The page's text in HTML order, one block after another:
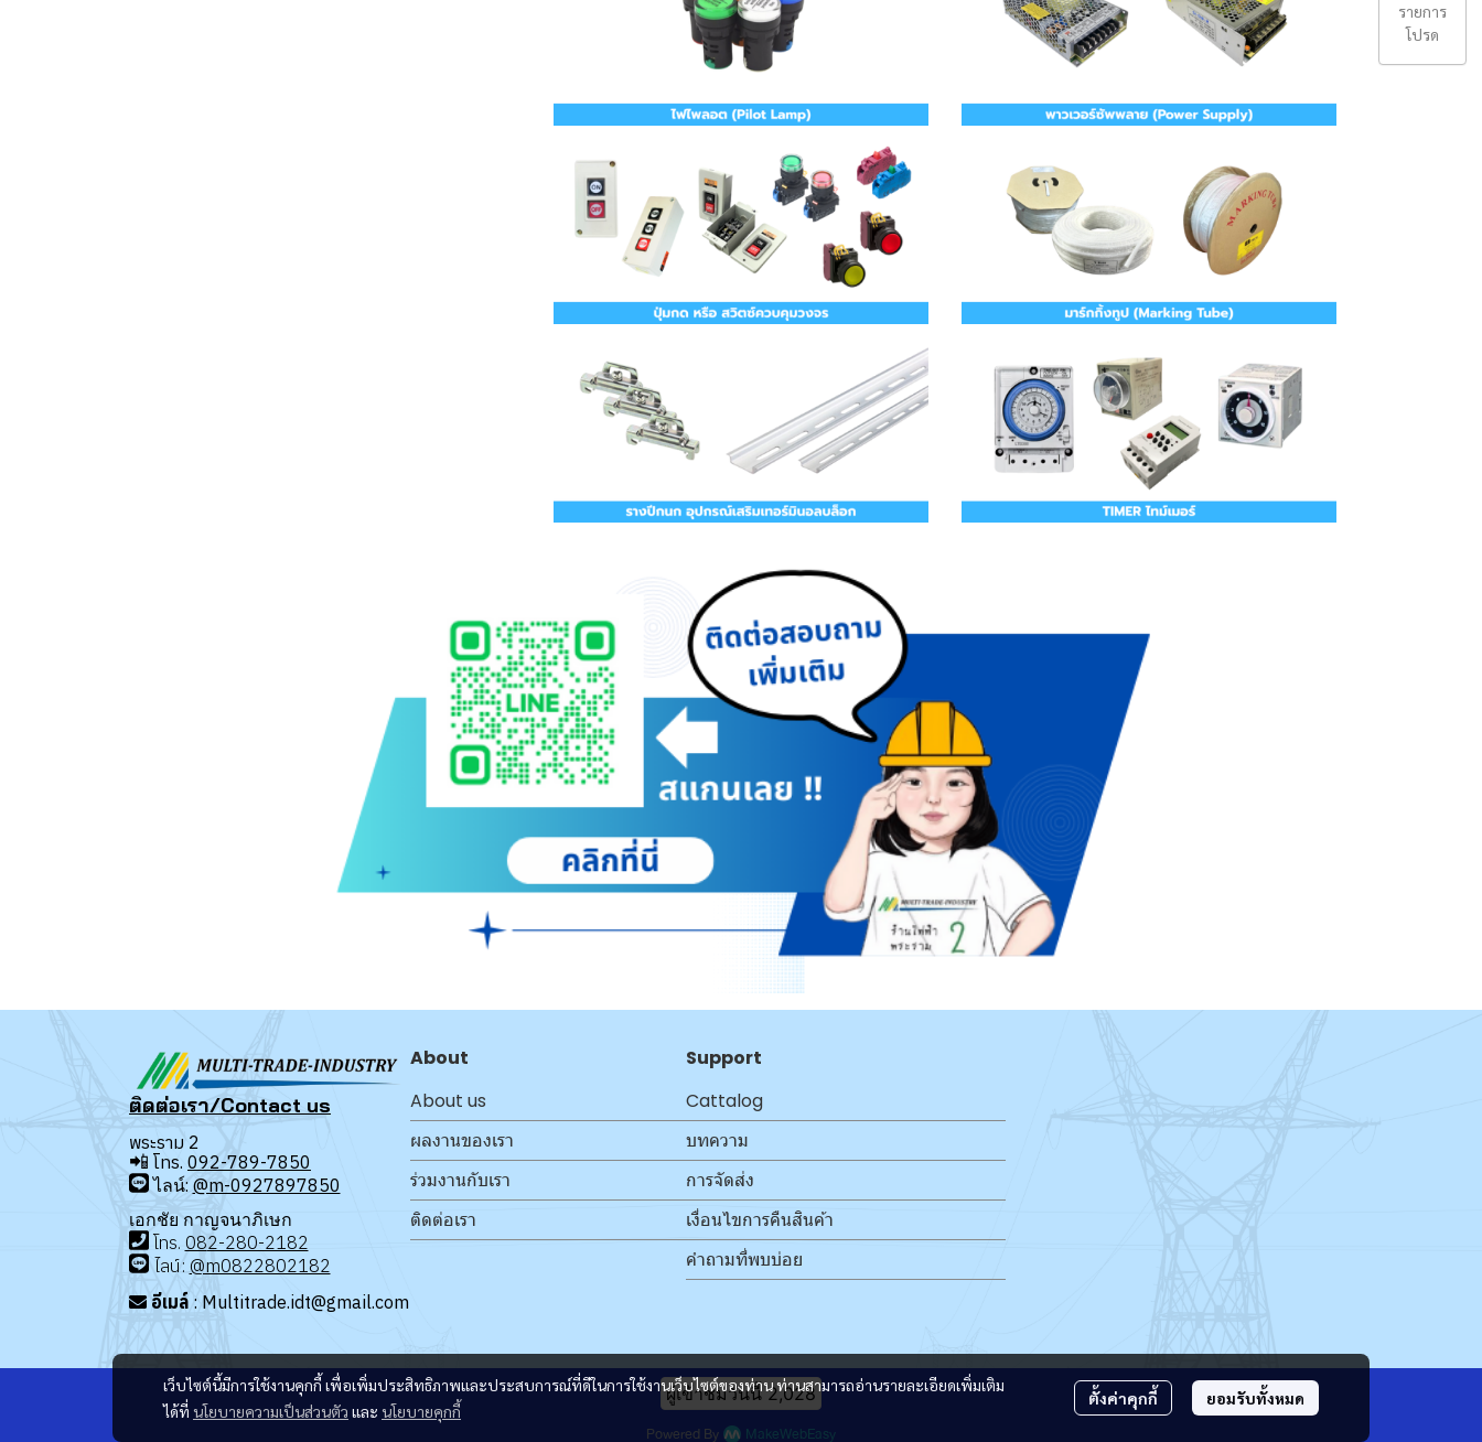
เว็บไซต์นี้มีการใช้งานคุกกี้ เพื่อเพิ่มประสิทธิภาพและประสบการณ์ที่ดีในการใช้งานเว็บไซต์ของท่าน ท่านสามารถอ่านรายละเอียดเพิ่มเติม
ได้ที่ นโยบายความเป็นส่วนตัว และ นโยบายคุกกี้
ตั้งค่าคุกกี้ ยอมรับทั้งหมด
ติดต่อเรา/Contact us
พระราม 2
📲 โทร. 092-789-7850
ไลน์: @m-0927897850
เอกชัย กาญจนาภิเษก
โทร. 082-280-2182
ไลน์: @m0822802182
อีเมล์ : Multitrade.idt@gmail.com
About
About us
ผลงานของเรา
ร่วมงานกับเรา
ติดต่อเรา
Support
Cattalog
บทความ
การจัดส่ง
เงื่อนไขการคืนสินค้า
คำถามที่พบบ่อย
ผู้เข้าชมวันนี้2,028
Powered By MakeWebEasy
รายการ
โปรด